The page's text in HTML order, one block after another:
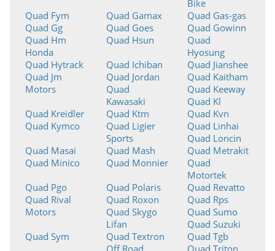
Bike
Quad Fym
Quad Gamax
Quad Gas-gas
Quad Gg
Quad Goes
Quad Gowinn
Quad Hm
Honda
Quad Hsun
Quad
Hyosung
Quad Hytrack
Quad Ichiban
Quad Jianshee
Quad Jm
Motors
Quad Jordan
Quad Kaitham
Quad
Kawasaki
Quad Keeway
Quad Kl
Quad Kreidler
Quad Ktm
Quad Kvn
Quad Kymco
Quad Ligier
Sports
Quad Linhai
Quad Loncin
Quad Masai
Quad Mash
Quad Metrakit
Quad Minico
Quad Monnier
Quad
Motortek
Quad Pgo
Quad Polaris
Quad Revatto
Quad Rival
Motors
Quad Roxon
Quad Rps
Quad Skygo
Lifan
Quad Sumo
Quad Suzuki
Quad Sym
Quad Textron
Off Road
Quad Tgb
Quad Triton